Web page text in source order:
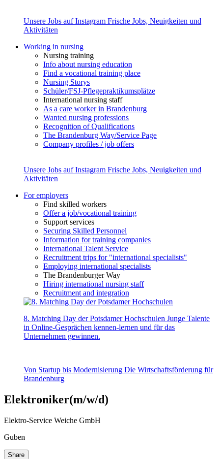
Unsere Jobs auf Instagram Frische Jobs, Neuigkeiten und
Aktivitäten
Working in nursing
Nursing training
Info about nursing education
Find a vocational training place
Nursing Storys
Schüler/FSJ-Pflegepraktikumsplätze
International nursing staff
As a care worker in Brandenburg
Wanted nursing professions
Recognition of Qualifications
The Brandenburg Way/Service Page
Company profiles / job offers
Unsere Jobs auf Instagram Frische Jobs, Neuigkeiten und
Aktivitäten
For employers
Find skilled workers
Offer a job/vocational training
Support services
Securing Skilled Personnel
Information for training companies
International Talent Service
Recruitment trips for "international specialists"
Employing international specialists
The Brandenburger Way
Hiring international nursing staff
Recruitment and integration
8. Matching Day der Potsdamer Hochschulen Junge Talente
in Online-Gesprächen kennen-lernen und für das
Unternehmen gewinnen.
Von Startup bis Modernisierung Die Wirtschaftsförderung für
Brandenburg
Elektroniker(m/w/d)
Elektro-Service Weiche GmbH
Guben
Share